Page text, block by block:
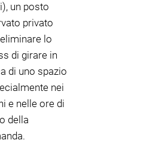
un posto
privato
lo
di girare in
di uno spazio
nei
e nelle ore di
della